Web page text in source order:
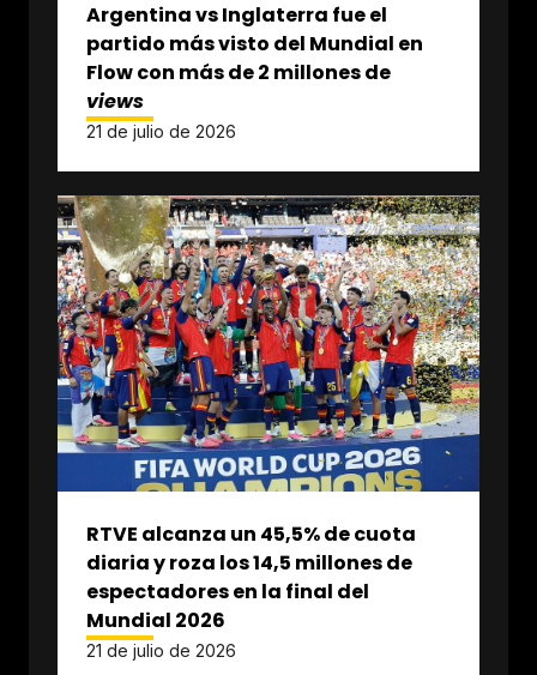
Argentina vs Inglaterra fue el
partido más visto del Mundial en
Flow con más de 2 millones de
views
21 de julio de 2026
RTVE alcanza un 45,5% de cuota
diaria y roza los 14,5 millones de
espectadores en la final del
Mundial 2026
21 de julio de 2026